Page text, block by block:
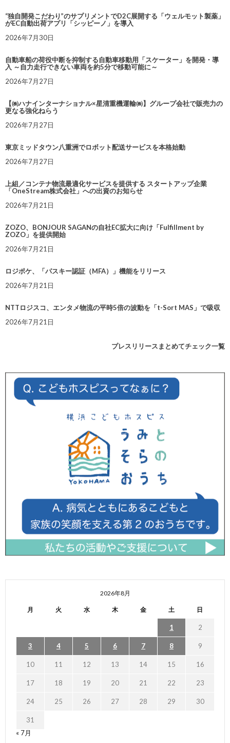
“独自開発こだわり”のサプリメントでD2C展開する「ウェルモット製薬」
がEC自動出荷アプリ「シッピーノ」を導入
2026年7月30日
自動車船の荷役中断を抑制する自動車移動用「スケーター」を開発・導
入 ～自力走行できない車両を約5分で移動可能に～
2026年7月27日
【㈱ハナインターナショナル×星清重機運輸㈱】グループ会社で販売力の
更なる強化ねらう
2026年7月27日
東京ミッドタウン八重洲でロボット配送サービスを本格始動
2026年7月27日
上組／コンテナ物流最適化サービスを提供する スタートアップ企業
「OneStream株式会社」への出資のお知らせ
2026年7月21日
ZOZO、BONJOUR SAGANの自社EC拡大に向け「Fulfillment by
ZOZO」を提供開始
2026年7月21日
ロジポケ、「パスキー認証（MFA）」機能をリリース
2026年7月21日
NTTロジスコ、エンタメ物流の平時5倍の波動を「t-Sort MAS」で吸収
2026年7月21日
プレスリリースまとめてチェック一覧
2026年8月
月 火 水 木 金 土 日
1 2
3 4 5 6 7 8 9
10 11 12 13 14 15 16
17 18 19 20 21 22 23
24 25 26 27 28 29 30
31
« 7月